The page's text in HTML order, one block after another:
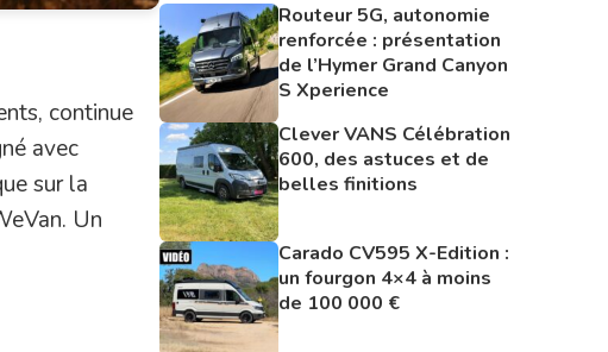
continue
avec
sur la
Un
Routeur 5G, autonomie
renforcée : présentation
de l’Hymer Grand Canyon
S Xperience
Clever VANS Célébration
600, des astuces et de
belles finitions
Carado CV595 X-Edition :
un fourgon 4×4 à moins
de 100 000 €